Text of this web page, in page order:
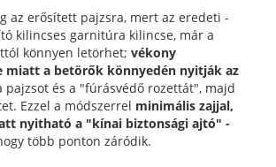
az erősített pajzsra, mert az eredeti -
kilincses garnitúra kilincse, már a
könnyen letörhet; vékony
miatt a betörők könnyedén nyitják az
pajzsot és a "fúrásvédő rozettát", majd
Ezzel a módszerrel minimális zajjal,
nyitható a "kínai biztonsági ajtó" -
több ponton záródik.